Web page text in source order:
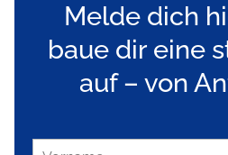
Melde dich
baue dir eine
auf – von